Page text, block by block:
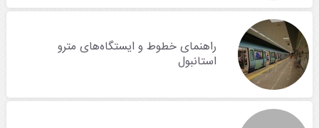
راهنمای خطوط و ایستگاه‌های مترو
استانبول